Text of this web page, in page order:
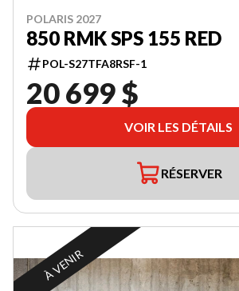
POLARIS 2027
850 RMK SPS 155 RED
POL-S27TFA8RSF-1
20 699 $
VOIR LES DÉTAILS
RÉSERVER
À VENIR